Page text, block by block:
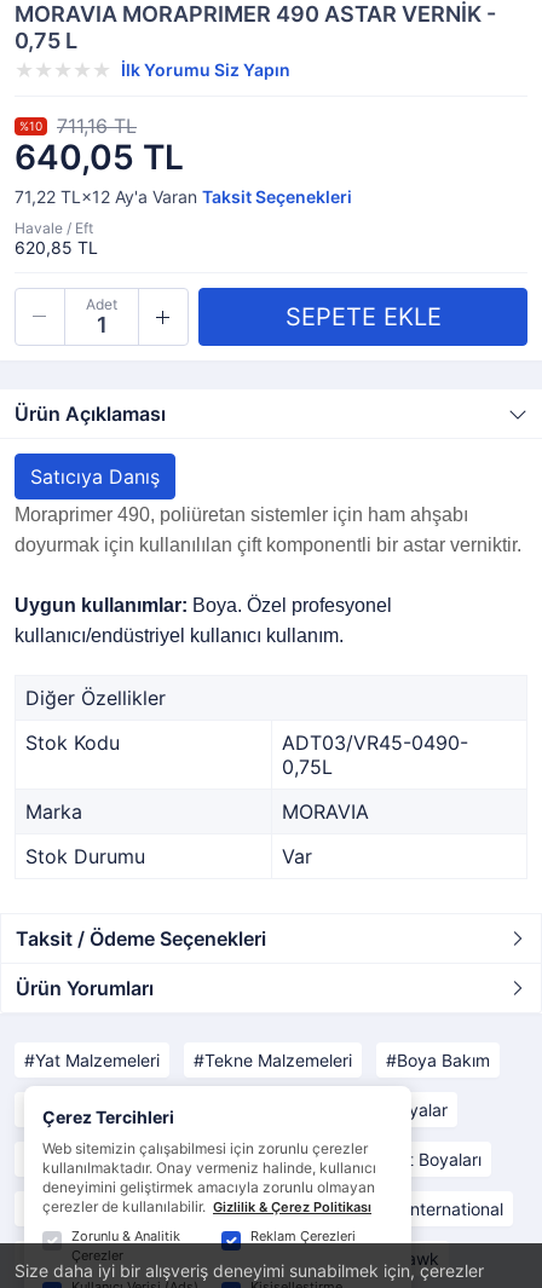
Size daha iyi bir alışveriş deneyimi sunabilmek için, çerezler
MORAVIA MORAPRIMER 490 ASTAR VERNİK -
0,75 L
İlk Yorumu Siz Yapın
640,05 TL
%10 711,16 TL
71,22 TL×12 Ay'a Varan Taksit Seçenekleri
Havale / Eft
620,85 TL
Adet
Ürün Açıklaması
Satıcıya Danış
Moraprimer 490, poliüretan sistemler için ham ahşabı
doyurmak için kullanılılan çift komponentli bir astar verniktir.
Uygun kullanımlar: Boya. Özel profesyonel
kullanıcı/endüstriyel kullanıcı kullanım.
Diğer Özellikler
Stok Kodu
ADT03/VR45-0490-
0,75L
Marka
MORAVIA
Stok Durumu
Var
Taksit / Ödeme Seçenekleri
Ürün Yorumları
Yat Malzemeleri Tekne Malzemeleri Boya Bakım
Boya Ekipmanları Kaymaz Boyalar
Zehirli Boyalar Arakat Boyalar Son Kat Boyaları
Motor Boyaları Tekne Bakım Ürünleri İnternational
Moravia Sea Hawk
Çerez Tercihleri
Web sitemizin çalışabilmesi için zorunlu çerezler
kullanılmaktadır. Onay vermeniz halinde, kullanıcı
deneyimini geliştirmek amacıyla zorunlu olmayan
çerezler de kullanılabilir. Gizlilik & Çerez Politikası
Zorunlu & Analitik
Çerezler
Reklam Çerezleri